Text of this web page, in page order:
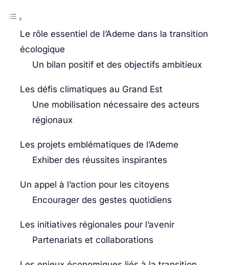
Le rôle essentiel de l’Ademe dans la transition
écologique
Un bilan positif et des objectifs ambitieux
Les défis climatiques au Grand Est
Une mobilisation nécessaire des acteurs
régionaux
Les projets emblématiques de l’Ademe
Exhiber des réussites inspirantes
Un appel à l’action pour les citoyens
Encourager des gestes quotidiens
Les initiatives régionales pour l’avenir
Partenariats et collaborations